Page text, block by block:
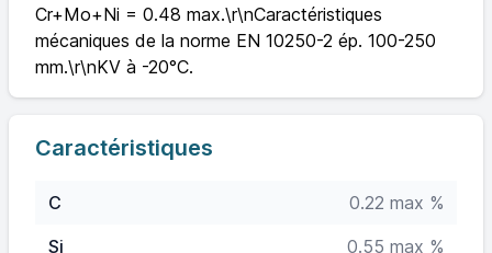
Cr+Mo+Ni = 0.48 max.\r\nCaractéristiques
mécaniques de la norme EN 10250-2 ép. 100-250
mm.\r\nKV à -20°C.
Caractéristiques
C
0.22 max %
Si
0.55 max %